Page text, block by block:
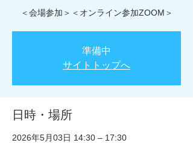
＜会場参加＞＜オンライン参加ZOOM＞
準備中
サイトトップへ
日時・場所
2026年5月03日 14:30 – 17:30